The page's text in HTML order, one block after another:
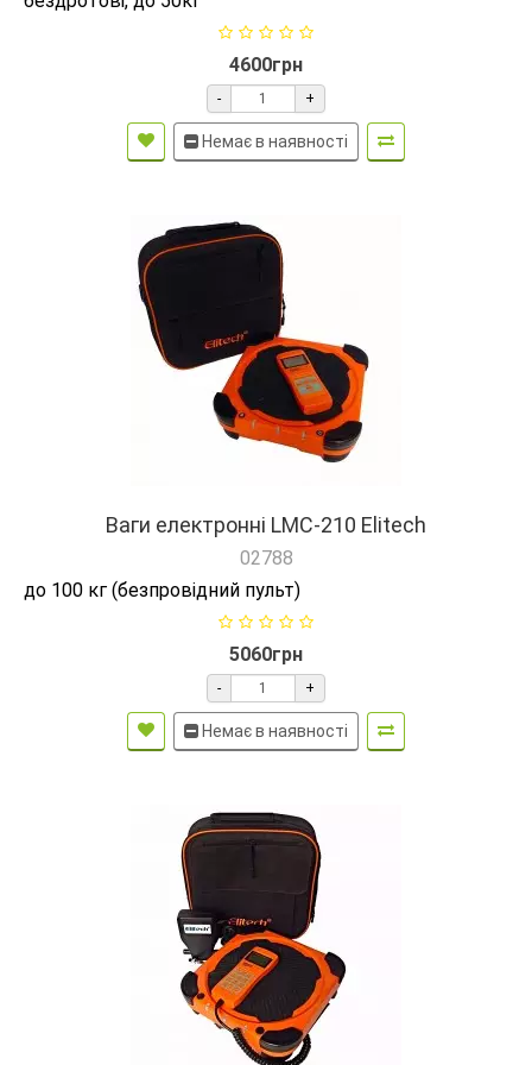
4600грн
- +
Немає в наявності
Ваги електронні LMC-210 Elitech
02788
до 100 кг (безпровідний пульт)
5060грн
- +
Немає в наявності